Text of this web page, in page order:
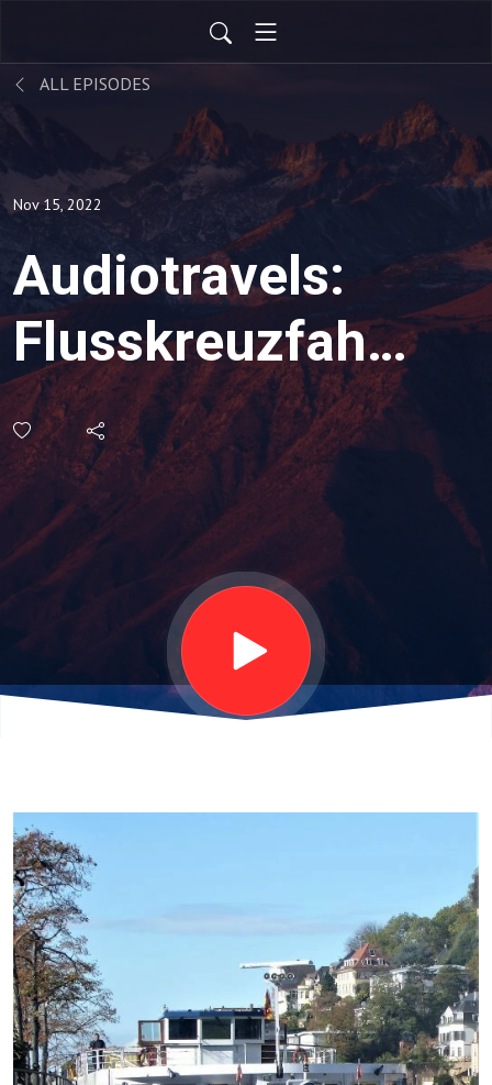
ALL EPISODES
Nov 15, 2022
Audiotravels:
Flusskreuzfahrt
- Unterwegs
auf
Nebenflüssen